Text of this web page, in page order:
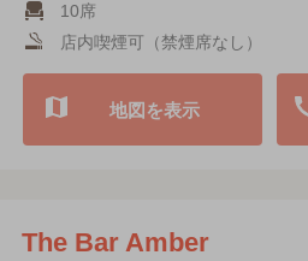
10席
店内喫煙可（禁煙席なし）
地図を表示
The Bar Amber